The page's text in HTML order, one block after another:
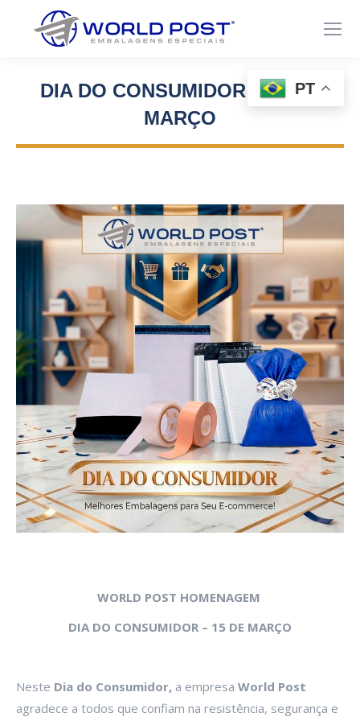
DIA DO CONSUMIDOR – 15 DE
MARÇO
Você está aqui:
WORLD POST HOMENAGEM
DIA DO CONSUMIDOR – 15 DE MARÇO
Neste Dia do Consumidor, a empresa World Post
agradece a todos que confiam na resistência, segurança e
PT